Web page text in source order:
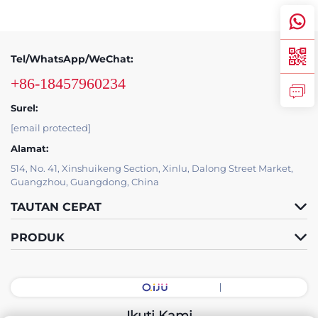
Tel/WhatsApp/WeChat:
+86-18457960234
Surel:
[email protected]
Alamat:
514, No. 41, Xinshuikeng Section, Xinlu, Dalong Street Market,
Guangzhou, Guangdong, China
TAUTAN CEPAT
PRODUK